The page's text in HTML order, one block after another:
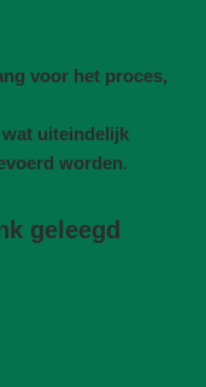
voor het proces,
uiteindelijk
worden.
geleegd